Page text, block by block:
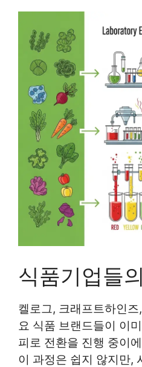
식품기업들
켈로그, 크래프트하인
요 식품 브랜드들이 이
피로 전환을 진행 중이
이 과정은 쉽지 않지만,